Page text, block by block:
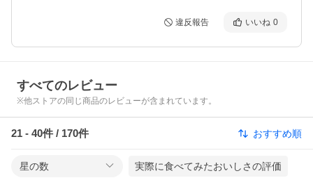
違反報告 いいね 0
すべてのレビュー
※他ストアの同じ商品のレビューが含まれています。
21 - 40件 / 170件 おすすめ順
星の数 実際に食べてみたおいしさの評価